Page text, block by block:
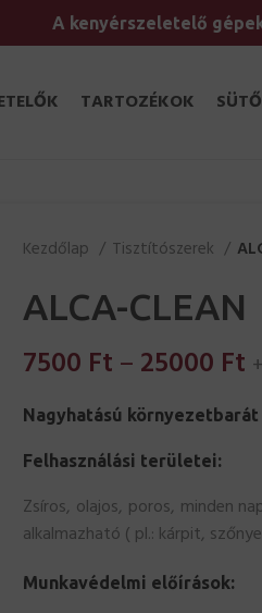
A kenyérszeletelő
TARTOZÉKOK
Kezdőlap Tisztítószerek
ALCA-CLEAN
7500 Ft – 25000 Ft
-
Nagyhatású
Felhasználási területei:
Zsíros, olajos, poros, minden
alkalmazható ( pl.: kárpit,
Munkavédelmi előírások: